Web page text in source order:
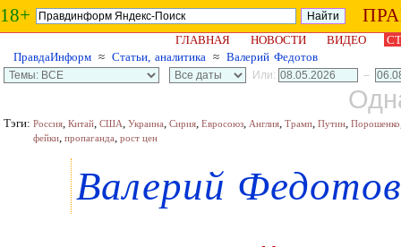
18+
ГЛАВНАЯ НОВОСТИ ВИДЕО
ПравдаИнформ ≈ Статьи, аналитика ≈ Валерий Федотов
Или: –
Тэги: Россия, Китай, США, Украина, Сирия, Евросоюз, Англия, Трамп, Путин, Порошенко
фейки, пропаганда, рост цен
Валерий Федотов